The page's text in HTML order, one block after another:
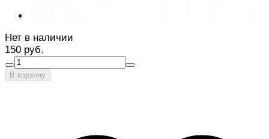
Нет в наличии
150 руб.
В корзину